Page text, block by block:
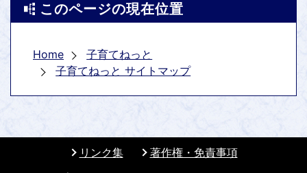
このページの現在位置
Home
子育てねっと
子育てねっと サイトマップ
リンク集
著作権・免責事項